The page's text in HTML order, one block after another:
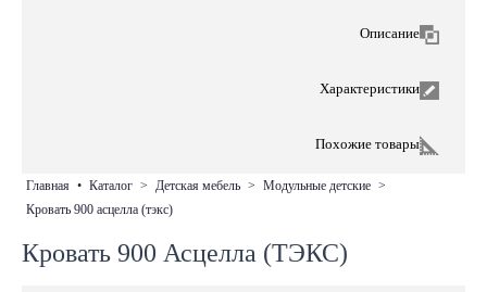
Описание
Характеристики
Похожие товары
главная • каталог > детская мебель > модульные детские >
кровать 900 асцелла (тэкс)
Кровать 900 Асцелла (ТЭКС)